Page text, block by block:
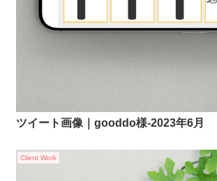
ツイート画像｜gooddo様-2023年6月
Client Work